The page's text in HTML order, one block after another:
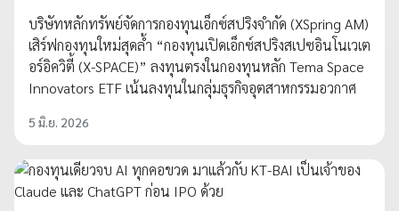
บริษัทหลักทรัพย์จัดการกองทุนเอ็กซ์สปริงจำกัด (XSpring AM)
เสิร์ฟกองทุนใหม่สุดล้ำ “กองทุนเปิดเอ็กซ์สปริงสเปซอินโนเวเต
อร์อิควิตี้ (X-SPACE)” ลงทุนตรงในกองทุนหลัก Tema Space
Innovators ETF เน้นลงทุนในกลุ่มธุรกิจอุตสาหกรรมอวกาศ
5 มิ.ย. 2026